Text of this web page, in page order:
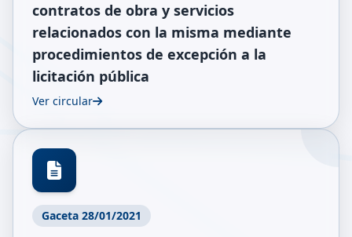
contratos de obra y servicios
relacionados con la misma mediante
procedimientos de excepción a la
licitación pública
Ver circular
Gaceta 28/01/2021